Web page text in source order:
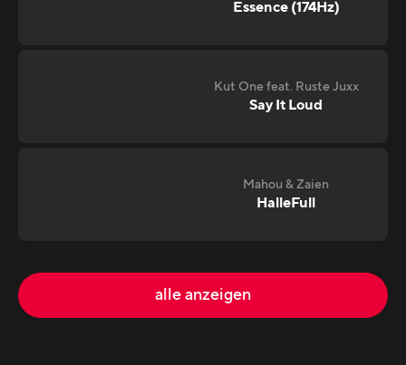
Essence (174Hz)
Kut One feat. Ruste Juxx
Say It Loud
Mahou & Zaien
HalleFull
alle anzeigen